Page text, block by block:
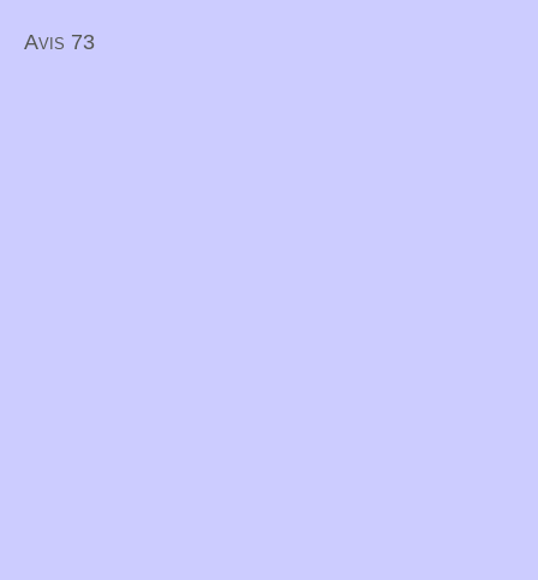
Avis 73